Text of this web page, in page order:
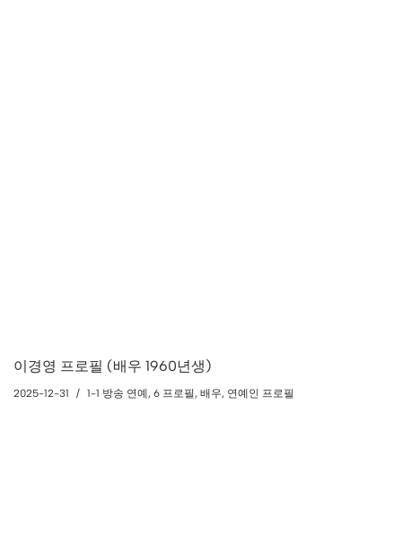
이경영 프로필 (배우 1960년생)
2025-12-31 1-1 방송 연예, 6 프로필, 배우, 연예인 프로필